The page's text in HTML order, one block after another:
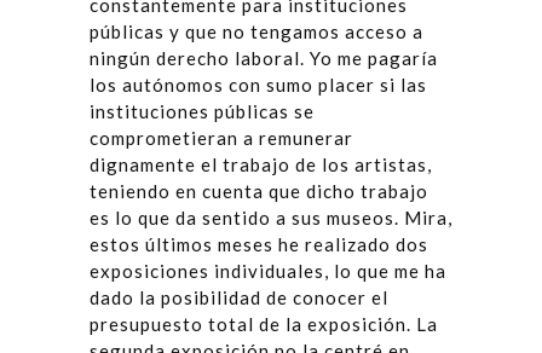
constantemente para instituciones
públicas y que no tengamos acceso a
ningún derecho laboral. Yo me pagaría
los autónomos con sumo placer si las
instituciones públicas se
comprometieran a remunerar
dignamente el trabajo de los artistas,
teniendo en cuenta que dicho trabajo
es lo que da sentido a sus museos. Mira,
estos últimos meses he realizado dos
exposiciones individuales, lo que me ha
dado la posibilidad de conocer el
presupuesto total de la exposición. La